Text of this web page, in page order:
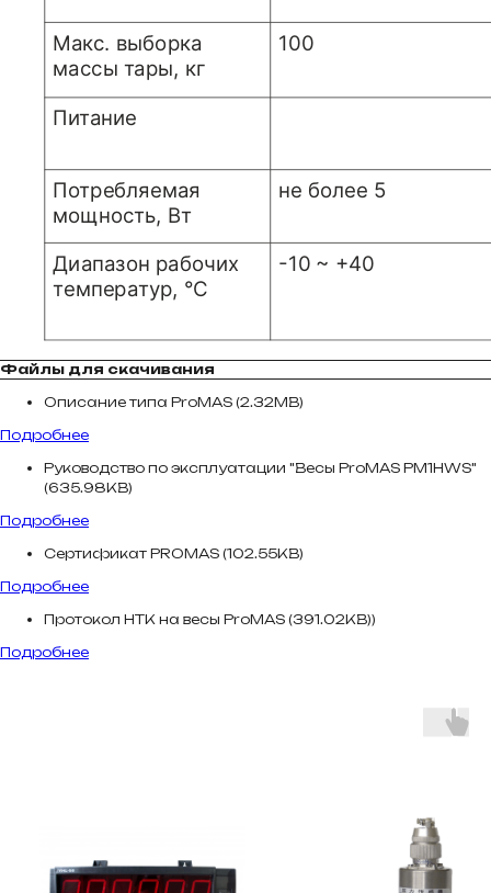
Файлы для скачивания
Описание типа ProMAS (2.32MB)
Подробнее
Руководство по эксплуатации "Весы ProMAS PM1HWS"
(635.98KB)
Подробнее
Сертификат PROMAS (102.55KB)
Подробнее
Протокол НТК на весы ProMAS (391.02KB))
Подробнее